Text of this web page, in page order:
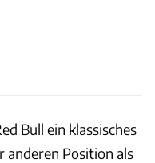
Bull ein klassisches
anderen Position als